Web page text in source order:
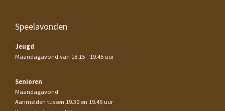
Speelavonden
Jeugd
Maandagavond van 18.15 - 19.45 uur
Senioren
Maandagavond
Aanmelden tussen 19.30 en 19.45 uur